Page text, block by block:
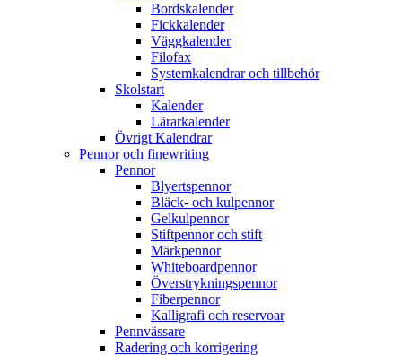
Bordskalender
Fickkalender
Väggkalender
Filofax
Systemkalendrar och tillbehör
Skolstart
Kalender
Lärarkalender
Övrigt Kalendrar
Pennor och finewriting
Pennor
Blyertspennor
Bläck- och kulpennor
Gelkulpennor
Stiftpennor och stift
Märkpennor
Whiteboardpennor
Överstrykningspennor
Fiberpennor
Kalligrafi och reservoar
Pennvässare
Radering och korrigering